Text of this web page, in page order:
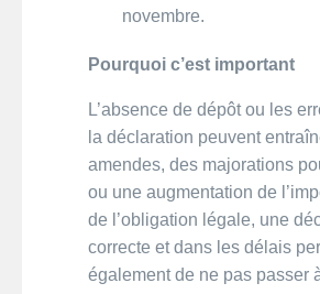
novembre.
Pourquoi c’est important
L’absence de dépôt ou les
la déclaration peuvent
amendes, des majorations
ou une augmentation de
de l’obligation légale, une
correcte et dans les délais
également de ne pas passer